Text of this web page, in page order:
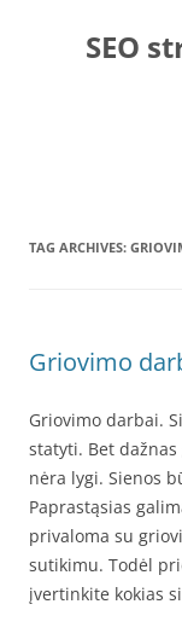
contentSEO
TAG ARCHIVES:
Griovimo
Griovimo darbai.
statyti. Bet
nėra lygi. Sienos
Paprastąsias
privaloma su
sutikimu. Todėl
įvertinkite kokias